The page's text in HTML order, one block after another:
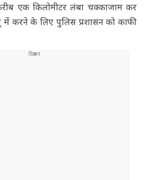
एक किलोमीटर लंबा चक्काजाम कर
में करने के लिए पुलिस प्रशासन को काफी